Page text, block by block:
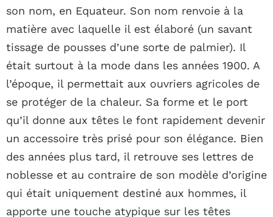
son nom, en Equateur. Son nom renvoie à la
matière avec laquelle il est élaboré (un savant
tissage de pousses d’une sorte de palmier). Il
était surtout à la mode dans les années 1900. A
l’époque, il permettait aux ouvriers agricoles de
se protéger de la chaleur. Sa forme et le port
qu’il donne aux têtes le font rapidement devenir
un accessoire très prisé pour son élégance. Bien
des années plus tard, il retrouve ses lettres de
noblesse et au contraire de son modèle d’origine
qui était uniquement destiné aux hommes, il
apporte une touche atypique sur les têtes